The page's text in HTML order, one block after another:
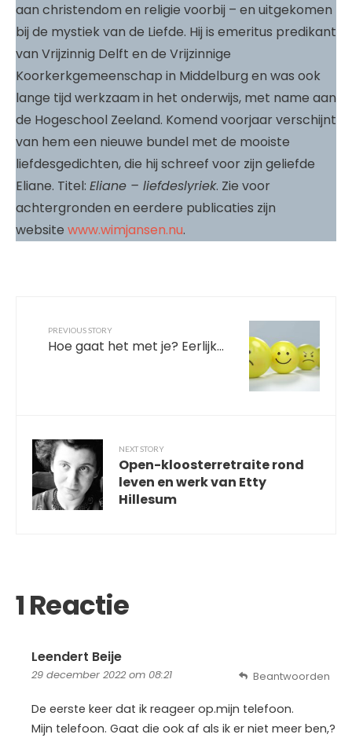
aan christendom en religie voorbij – en uitgekomen
bij de mystiek van de Liefde. Hij is emeritus predikant
van Vrijzinnig Delft en de Vrijzinnige
Koorkerkgemeenschap in Middelburg en was ook
lange tijd werkzaam in het onderwijs, met name aan
de Hogeschool Zeeland. Komend voorjaar verschijnt
van hem een nieuwe bundel met de mooiste
liefdesgedichten, die hij schreef voor zijn geliefde
Eliane. Titel: Eliane – liefdeslyriek. Zie voor
achtergronden en eerdere publicaties zijn
website www.wimjansen.nu.
PREVIOUS STORY
Hoe gaat het met je? Eerlijk…
NEXT STORY
Open-kloosterretraite rond
leven en werk van Etty
Hillesum
1 Reactie
Leendert Beije
29 december 2022 om 08:21
De eerste keer dat ik reageer op.mijn telefoon.
Mijn telefoon. Gaat die ook af als ik er niet meer ben,?
Beantwoorden